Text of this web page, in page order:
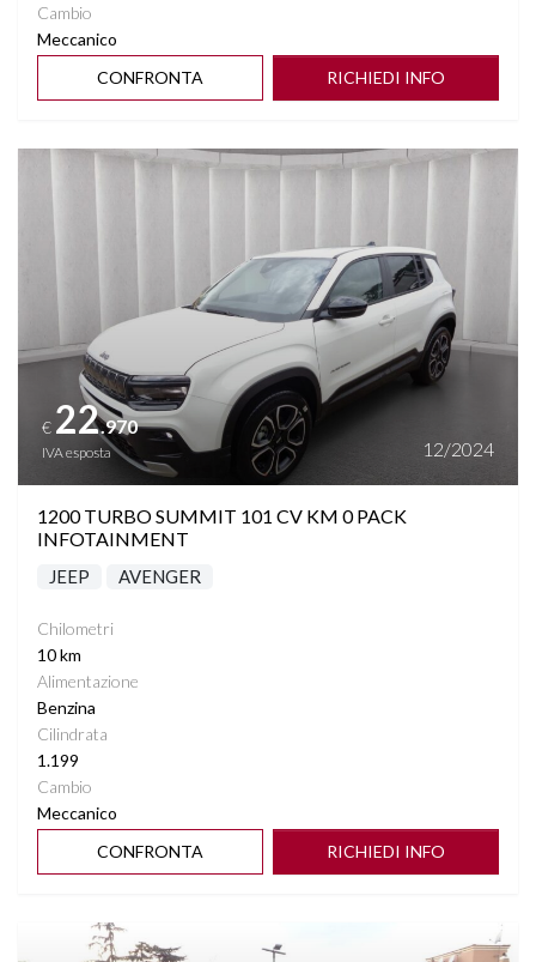
Cambio
Meccanico
CONFRONTA
RICHIEDI INFO
Vedi dettagli
€ 22.970
IVA esposta 12/2024
1200 TURBO SUMMIT 101 CV KM 0 PACK
INFOTAINMENT
JEEP AVENGER
Chilometri
10 km
Alimentazione
Benzina
Cilindrata
1.199
Cambio
Meccanico
CONFRONTA
RICHIEDI INFO
Vedi dettagli